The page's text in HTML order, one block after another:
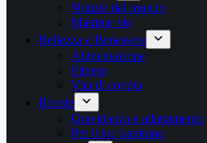
Notizie dal mondo
Mamme vip
Bellezza e Benessere
Alimentazione
Fitness
Vita di coppia
Ricette
Gravidanza e allattamento
Per il tuo bambino